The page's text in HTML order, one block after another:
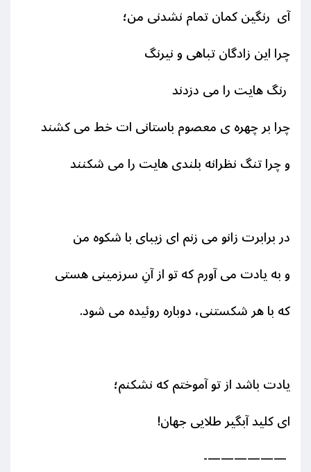
آی رنگین کمان تمام نشدنی من؛
چرا این زادگان تباهی و نیرنگ
رنگ هایت را می دزدند
چرا بر چهره ی معصوم باستانی ات خط می کشند
و چرا تنگ نظرانه بلندی هایت را می شکنند
در برابرت زانو می زنم ای زیبای با شکوه من
و به یادت می آورم که تو از آنِ سرزمینی هستی
که با هر شکستنی، دوباره روئیده می شود.
یادت باشد از تو آموختم که نشکنم؛
ای کلید آبگیر طلایی جهان!
——————-